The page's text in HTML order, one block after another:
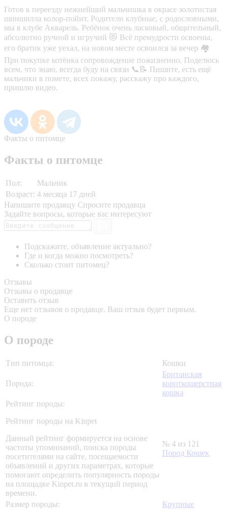
Готов к переезду нежнейший мальчишка в окрасе золотистая
шиншилла колор-пойнт. Родители клубные, с родословными,
мы в клубе Акварель. Ребёнок очень ласковый, общительный,
абсолютно ручной и игручий 😻 Всё премудрости освоены,
его братик уже уехал, на новом месте освоился за вечер 🏘️
При покупке котёнка сопровождение пожизненно. Поделюсь
всем, что знаю, всегда буду на связи 📞📝 Пишите, есть ещё
мальчики в помете, всех покажу, расскажу про каждого,
пришлю видео.
Факты о питомце
Факты о питомце
Пол:
Мальчик
Возраст: 4 месяца 17 дней
Напишите продавцу Спросите продавца
Задайте вопросы, которые вас интересуют
Подскажите, объявление актуально?
Где и когда можно посмотреть?
Сколько стоит питомец?
Отзывы
Отзывы о продавце
Оставить отзыв
Еще нет отзывов о продавце. Ваш отзыв будет первым.
О породе
О породе
Тип питомца: Кошки
Порода:
Британская
короткошерстная
кошка
Рейтинг породы:
Рейтинг породы на Kinpet
Данный рейтинг формируется на основе
частоты упоминаний, поиска породы
посетителями на сайте, посещаемости
объявлений и других параметрах, которые
помогают определить популярность породы
на площадке Kinpet.ru в текущий период
времени.
№ 4 из 121
Пород Кошек
Размер породы:
Крупные